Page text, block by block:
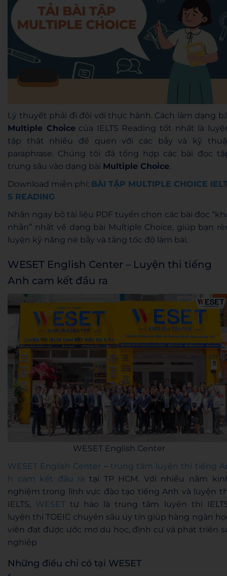
Lý thuyết phải đi đôi với thực hành. Cách làm dạng
Multiple Choicecủa IELTS Reading tốt nhất là
tập thật nhiều để quen với các bẫy và kỹ
paraphrase. Chúng tôi đã tổng hợp các bài đọc
trung sâu vào dạng bài Multiple Choice.
Download miễn phí: BÀI TẬP MULTIPLE CHOICE
S READING
Nhận ngay bộ tài liệu PDF tuyển chọn các bài đọc
nhằn” nhất về dạng bài Multiple Choice, giúp bạn
luyện kỹ năng né bẫy và tăng tốc độ làm bài.
WESET English Center – Luyện thi tiếng
Anh cam kết đầu ra
WESET English Center
WESET English Center – trung tâm luyện thi tiếng
h cam kết đầu ra tại TP HCM. Với nhiều năm
nghiệm trong lĩnh vực đào tạo tiếng Anh và luyện
IELTS, WESET tự hào là trung tâm luyện thi
luyện thi TOEIC chuyên sâu uy tín giúp hàng ngàn
viên đạt được ước mơ du học, định cư và phát triển
nghiệp
Những điều chỉ có tại WESET